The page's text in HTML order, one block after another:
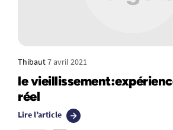
Thibaut7 avril 2021
le
réel
Lire l’article